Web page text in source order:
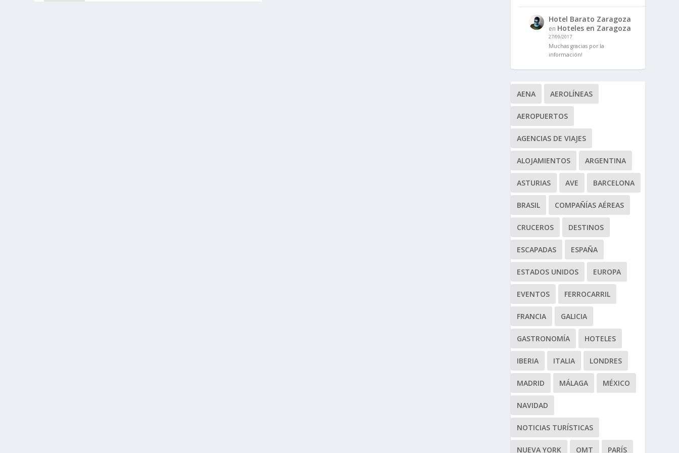
Hotel Barato Zaragoza
en Hoteles en Zaragoza
27/09/2017
Muchas gracias por la
información!
AENA AEROLÍNEAS
AEROPUERTOS
AGENCIAS DE VIAJES
ALOJAMIENTOS ARGENTINA
ASTURIAS AVE BARCELONA
BRASIL COMPAÑÍAS AÉREAS
CRUCEROS DESTINOS
ESCAPADAS ESPAÑA
ESTADOS UNIDOS EUROPA
EVENTOS FERROCARRIL
FRANCIA GALICIA
GASTRONOMÍA HOTELES
IBERIA ITALIA LONDRES
MADRID MÁLAGA MÉXICO
NAVIDAD
NOTICIAS TURÍSTICAS
NUEVA YORK OMT PARÍS